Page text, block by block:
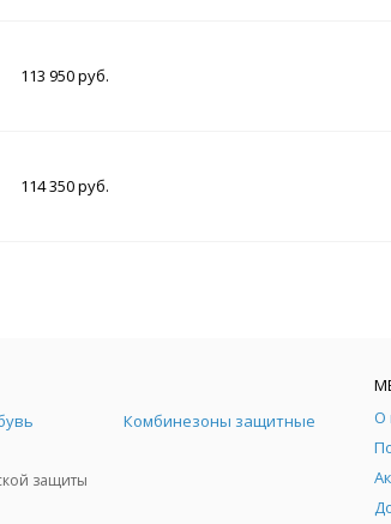
113 950 руб.
114 350 руб.
защиты
Комбинезоны защитные
О